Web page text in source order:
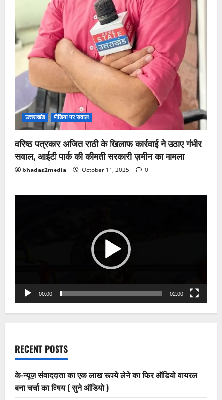
उत्तराखंड मीडिया पर सवाल
वरिष्ठ पत्रकार अजित राठी के खिलाफ कार्रवाई ने उठाए गंभीर
सवाल, आईटी पार्क की कीमती सरकारी ज़मीन का मामला
bhadas2media October 11, 2025 0
00:00 02:00
RECENT POSTS
के-न्यूज़ संवाददाता का एक लाख रूपये लेने का फिर ऑडियो वायरल
बना चर्चा का विषय ( सुने ऑडियो )